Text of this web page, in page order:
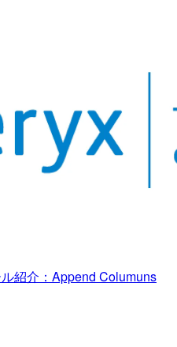
紹介：Append Columuns